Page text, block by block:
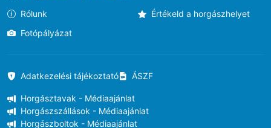
Rólunk
Értékeld a horgászhelyet
Fotópályázat
Adatkezelési tájékoztató ÁSZF
Horgásztavak - Médiaajánlat
Horgászszállások - Médiaajánlat
Horgászboltok - Médiaajánlat